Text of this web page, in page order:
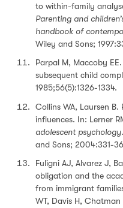
to within-family
Parenting and
handbook of
Wiley and Sons;
Parpal M, Maccoby
subsequent child
1985;56(5):1326-1334.
Collins WA, Laursen
influences. In: Lerner
adolescent psychology
and Sons; 2004:331-
Fuligni AJ, Alvarez J,
obligation and the
from immigrant
WT, Davis H, Chatman